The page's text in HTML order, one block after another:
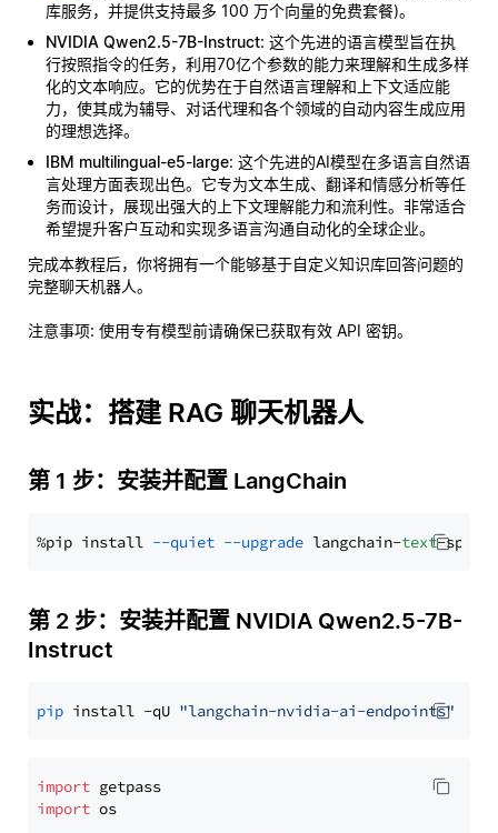
库服务，并提供支持最多 100 万个向量的免费套餐)。
NVIDIA Qwen2.5-7B-Instruct: 这个先进的语言模型旨在执
行按照指令的任务，利用70亿个参数的能力来理解和生成多样
化的文本响应。它的优势在于自然语言理解和上下文适应能
力，使其成为辅导、对话代理和各个领域的自动内容生成应用
的理想选择。
IBM multilingual-e5-large: 这个先进的AI模型在多语言自然语
言处理方面表现出色。它专为文本生成、翻译和情感分析等任
务而设计，展现出强大的上下文理解能力和流利性。非常适合
希望提升客户互动和实现多语言沟通自动化的全球企业。
完成本教程后，你将拥有一个能够基于自定义知识库回答问题的
完整聊天机器人。
注意事项: 使用专有模型前请确保已获取有效 API 密钥。
实战：搭建 RAG 聊天机器人
第 1 步：安装并配置 LangChain
%pip install --quiet --upgrade langchain-text
第 2 步：安装并配置 NVIDIA Qwen2.5-7B-
Instruct
pip install -qU "langchain-nvidia-ai-endpoints"
import
import os